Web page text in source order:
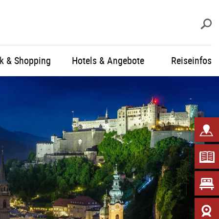
& Shopping Hotels & Angebote Reiseinfos